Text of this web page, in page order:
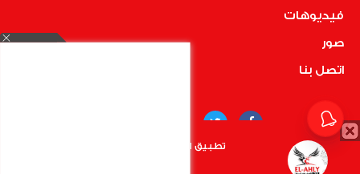
فيديوهات
صور
اتصل بنا
تطبيق الأهلي.كوم متاح الأن